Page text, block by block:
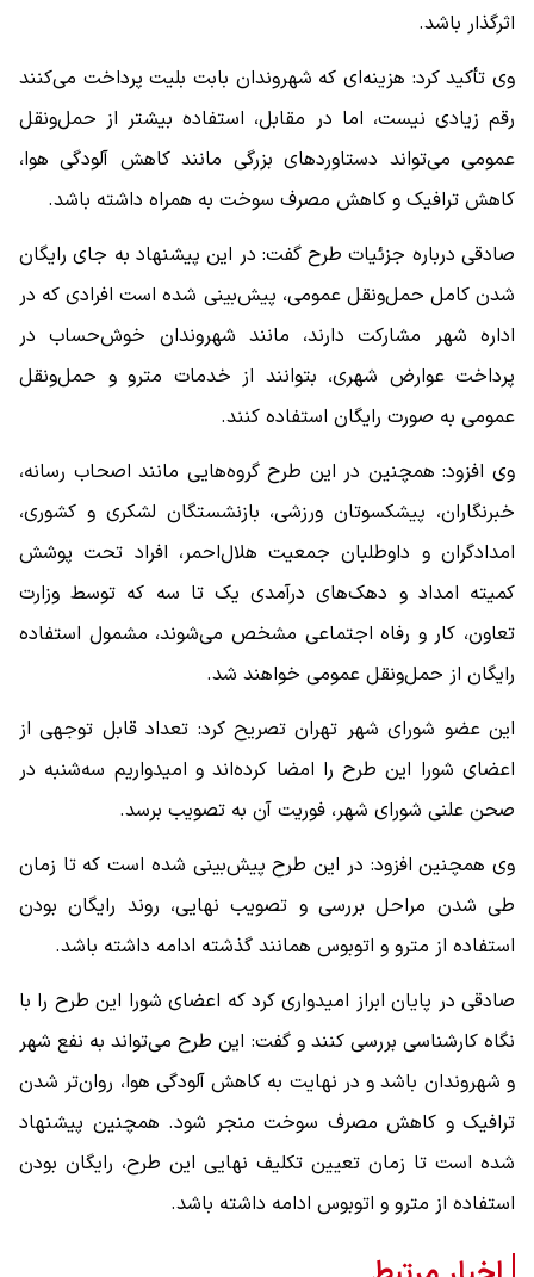
اثرگذار باشد.
وی تأکید کرد: هزینه‌ای که شهروندان بابت بلیت پرداخت می‌کنند
رقم زیادی نیست، اما در مقابل، استفاده بیشتر از حمل‌ونقل
عمومی می‌تواند دستاوردهای بزرگی مانند کاهش آلودگی هوا،
کاهش ترافیک و کاهش مصرف سوخت به همراه داشته باشد.
صادقی درباره جزئیات طرح گفت: در این پیشنهاد به جای رایگان
شدن کامل حمل‌ونقل عمومی، پیش‌بینی شده است افرادی که در
اداره شهر مشارکت دارند، مانند شهروندان خوش‌حساب در
پرداخت عوارض شهری، بتوانند از خدمات مترو و حمل‌ونقل
عمومی به صورت رایگان استفاده کنند.
وی افزود: همچنین در این طرح گروه‌هایی مانند اصحاب رسانه،
خبرنگاران، پیشکسوتان ورزشی، بازنشستگان لشکری و کشوری،
امدادگران و داوطلبان جمعیت هلال‌احمر، افراد تحت پوشش
کمیته امداد و دهک‌های درآمدی یک تا سه که توسط وزارت
تعاون، کار و رفاه اجتماعی مشخص می‌شوند، مشمول استفاده
رایگان از حمل‌ونقل عمومی خواهند شد.
این عضو شورای شهر تهران تصریح کرد: تعداد قابل توجهی از
اعضای شورا این طرح را امضا کرده‌اند و امیدواریم سه‌شنبه در
صحن علنی شورای شهر، فوریت آن به تصویب برسد.
وی همچنین افزود: در این طرح پیش‌بینی شده است که تا زمان
طی شدن مراحل بررسی و تصویب نهایی، روند رایگان بودن
استفاده از مترو و اتوبوس همانند گذشته ادامه داشته باشد.
صادقی در پایان ابراز امیدواری کرد که اعضای شورا این طرح را با
نگاه کارشناسی بررسی کنند و گفت: این طرح می‌تواند به نفع شهر
و شهروندان باشد و در نهایت به کاهش آلودگی هوا، روان‌تر شدن
ترافیک و کاهش مصرف سوخت منجر شود. همچنین پیشنهاد
شده است تا زمان تعیین تکلیف نهایی این طرح، رایگان بودن
استفاده از مترو و اتوبوس ادامه داشته باشد.